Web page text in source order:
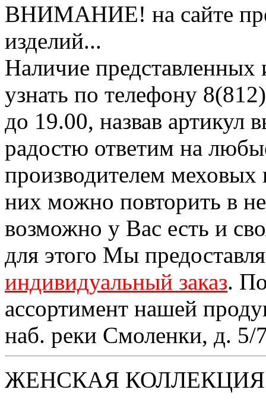
ВНИМАНИЕ! на сайте
изделий...
Наличие
узнать по телефону
до 19.00, назвав
радостю ответим на
производителем
них можно повторить в
возможно у Вас есть и
для этого Мы
индивидуальный заказ.
ассортимент нашей
наб. реки Смоленки, д. 5/
ЖЕНСКАЯ КОЛЛЕКЦИЯ